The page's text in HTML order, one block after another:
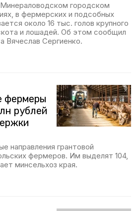
городском
в фермерских и подсобных
около 16 тыс. голов крупного
и лошадей. Об этом сообщил
Вячеслав Сергиенко.
фермеры
рублей
направления грантовой
фермеров. Им выделят 104,
минсельхоз края.